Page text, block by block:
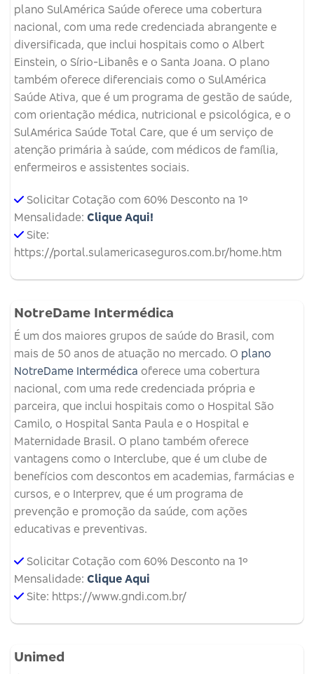
plano SulAmérica Saúde oferece uma cobertura
nacional, com uma rede credenciada abrangente e
diversificada, que inclui hospitais como o Albert
Einstein, o Sírio-Libanês e o Santa Joana. O plano
também oferece diferenciais como o SulAmérica
Saúde Ativa, que é um programa de gestão de saúde,
com orientação médica, nutricional e psicológica, e o
SulAmérica Saúde Total Care, que é um serviço de
atenção primária à saúde, com médicos de família,
enfermeiros e assistentes sociais.
Solicitar Cotação com 60% Desconto na 1º
Mensalidade: Clique Aqui!
Site:
https://portal.sulamericaseguros.com.br/home.htm
NotreDame Intermédica
É um dos maiores grupos de saúde do Brasil, com
mais de 50 anos de atuação no mercado. O plano
NotreDame Intermédica oferece uma cobertura
nacional, com uma rede credenciada própria e
parceira, que inclui hospitais como o Hospital São
Camilo, o Hospital Santa Paula e o Hospital e
Maternidade Brasil. O plano também oferece
vantagens como o Interclube, que é um clube de
benefícios com descontos em academias, farmácias e
cursos, e o Interprev, que é um programa de
prevenção e promoção da saúde, com ações
educativas e preventivas.
Solicitar Cotação com 60% Desconto na 1º
Mensalidade: Clique Aqui
Site: https://www.gndi.com.br/
Unimed